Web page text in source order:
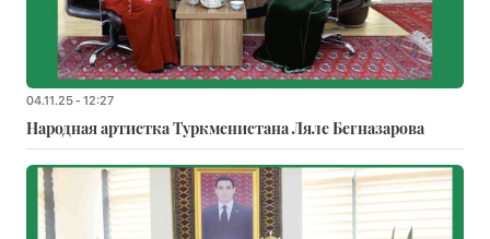
04.11.25 - 12:27
Народная артистка Туркменистана Ляле Бегназарова